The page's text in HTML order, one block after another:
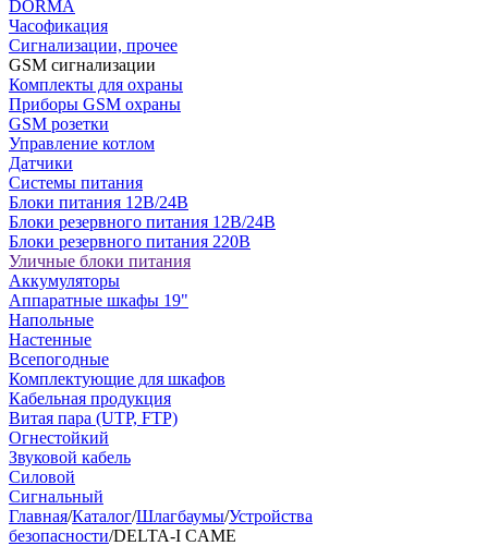
DORMA
Часофикация
Сигнализации, прочее
GSM сигнализации
Комплекты для охраны
Приборы GSM охраны
GSM розетки
Управление котлом
Датчики
Системы питания
Блоки питания 12В/24В
Блоки резервного питания 12В/24В
Блоки резервного питания 220В
Уличные блоки питания
Аккумуляторы
Аппаратные шкафы 19"
Напольные
Настенные
Всепогодные
Комплектующие для шкафов
Кабельная продукция
Витая пара (UTP, FTP)
Огнестойкий
Звуковой кабель
Силовой
Сигнальный
Главная/Каталог/Шлагбаумы/Устройства
безопасности/DELTA-I CAME